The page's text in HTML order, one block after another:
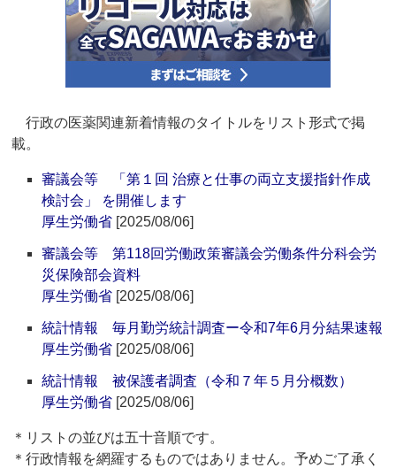
行政の医薬関連新着情報のタイトルをリスト形式で掲
載。
審議会等 「第１回 治療と仕事の両立支援指針作成
検討会」 を開催します
厚生労働省 [2025/08/06]
審議会等 第118回労働政策審議会労働条件分科会労
災保険部会資料
厚生労働省 [2025/08/06]
統計情報 毎月勤労統計調査ー令和7年6月分結果速報
厚生労働省 [2025/08/06]
統計情報 被保護者調査（令和７年５月分概数）
厚生労働省 [2025/08/06]
＊リストの並びは五十音順です。
＊行政情報を網羅するものではありません。予めご了承く